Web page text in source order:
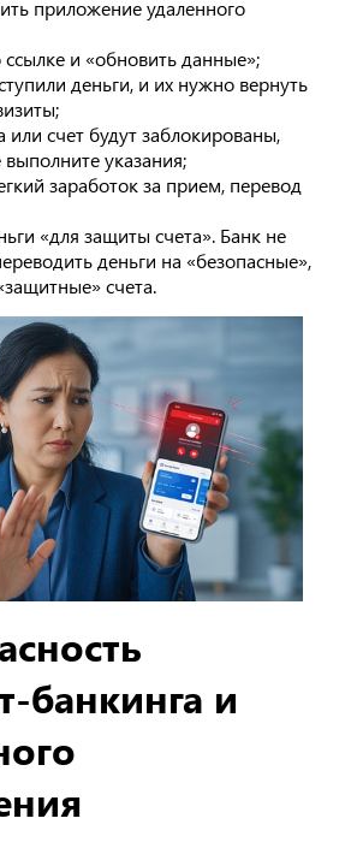
приложение удаленного
и «обновить данные»;
деньги, и их нужно вернуть
или счет будут заблокированы,
указания;
заработок за прием, перевод
«для защиты счета». Банк не
деньги на «безопасные»,
счета.
банкинга и